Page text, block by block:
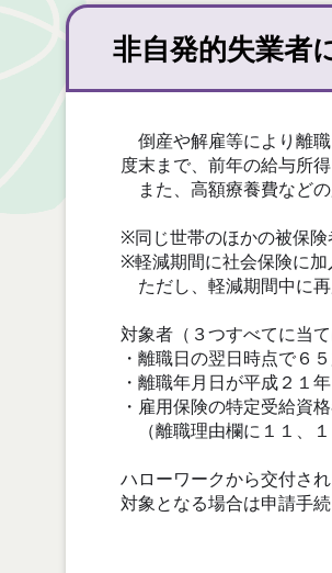
非自発的失業者
倒産や解雇等により離
度末まで、前年の給与所
また、高額療養費などの
※同じ世帯のほかの被保険
※軽減期間に社会保険に加
ただし、軽減期間中に再
対象者（３つすべてに当て
・離職日の翌日時点で６
・離職年月日が平成２１
・雇用保険の特定受給資
（離職理由欄に１１、１
ハローワークから交付さ
対象となる場合は申請手